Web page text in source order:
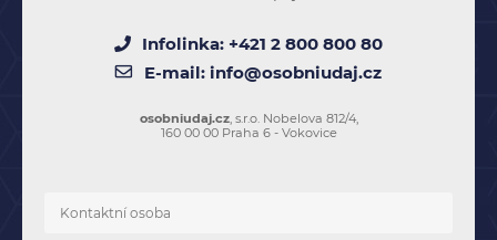
Infolinka: +421 2 800 800 80
E-mail: info@osobniudaj.cz
osobniudaj.cz, s.r.o. Nobelova 812/4,
160 00 00 Praha 6 - Vokovice